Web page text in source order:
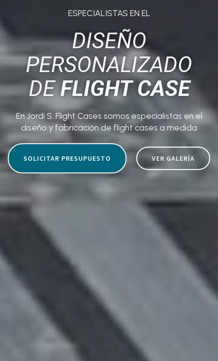
ESPECIALISTAS EN EL
DISEÑO
PERSONALIZADO
DEFLIGHT CASE
En Jordi S. Flight Cases somos especialistas en el
diseño y fabricación de flight cases a medida
SOLICITAR PRESUPUESTO VER GALERÍA